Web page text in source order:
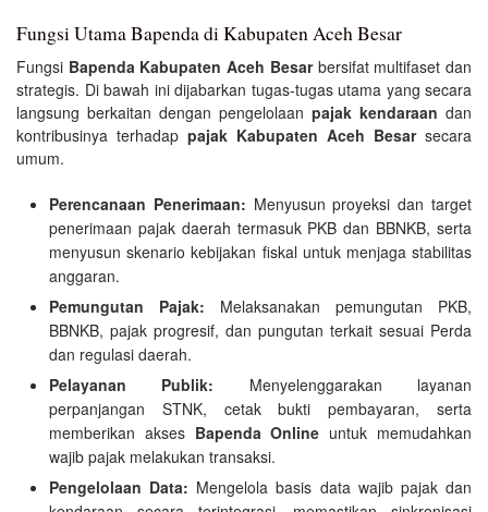
Fungsi Utama Bapenda di Kabupaten Aceh Besar
Fungsi Bapenda Kabupaten Aceh Besarbersifat multifaset dan
strategis. Di bawah ini dijabarkan tugas-tugas utama yang secara
langsung berkaitan dengan pengelolaan pajak kendaraan dan
kontribusinya terhadap pajak Kabupaten Aceh Besarsecara
umum.
Perencanaan Penerimaan: Menyusun proyeksi dan target
penerimaan pajak daerah termasuk PKB dan BBNKB, serta
menyusun skenario kebijakan fiskal untuk menjaga stabilitas
anggaran.
Pemungutan Pajak: Melaksanakan pemungutan PKB,
BBNKB, pajak progresif, dan pungutan terkait sesuai Perda
dan regulasi daerah.
Pelayanan Publik: Menyelenggarakan layanan
perpanjangan STNK, cetak bukti pembayaran, serta
memberikan akses Bapenda Online untuk memudahkan
wajib pajak melakukan transaksi.
Pengelolaan Data: Mengelola basis data wajib pajak dan